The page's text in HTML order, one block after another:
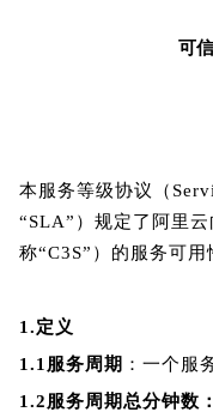
可
本服务等级协议（
“SLA”）规定了阿里
称“C3S”）的服务可用
1.定 义
1.1 服务周期 ：一个服
1.2服务周期总分钟数：